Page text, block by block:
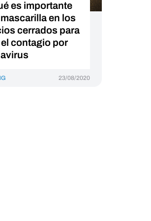
es importante
en los
cerrados para
contagio por
23/08/2020